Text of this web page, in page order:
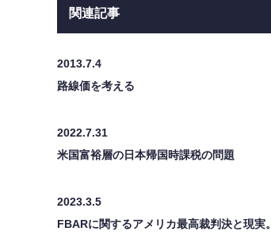
関連記事
2013.7.4
路線価を考える
2022.7.31
米国富裕層の日本帰国時課税の問題
2023.3.5
FBARに関するアメリカ最高裁判決と現実。